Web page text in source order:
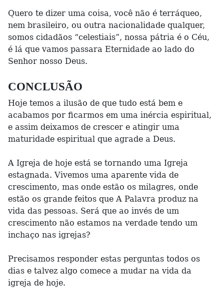
Quero te dizer uma coisa, você não é terráqueo,
nem brasileiro, ou outra nacionalidade qualquer,
somos cidadãos “celestiais”, nossa pátria é o Céu,
é lá que vamos passara Eternidade ao lado do
Senhor nosso Deus.
CONCLUSÃO
Hoje temos a ilusão de que tudo está bem e
acabamos por ficarmos em uma inércia espiritual,
e assim deixamos de crescer e atingir uma
maturidade espiritual que agrade a Deus.
A Igreja de hoje está se tornando uma Igreja
estagnada. Vivemos uma aparente vida de
crescimento, mas onde estão os milagres, onde
estão os grande feitos que A Palavra produz na
vida das pessoas. Será que ao invés de um
crescimento não estamos na verdade tendo um
inchaço nas igrejas?
Precisamos responder estas perguntas todos os
dias e talvez algo comece a mudar na vida da
igreja de hoje.